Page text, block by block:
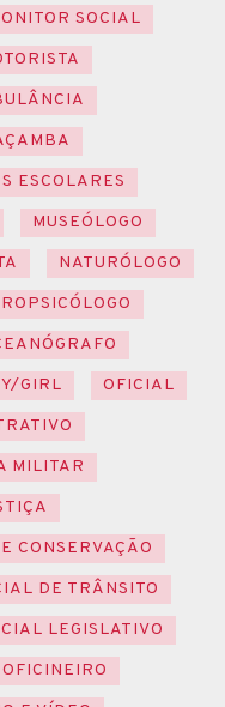
SOCIAL
ESCOLARES
MUSEÓLOGO
NATURÓLOGO
GIRL
OFICIAL
MILITAR
CONSERVAÇÃO
DE TRÂNSITO
LEGISLATIVO
OFICINEIRO